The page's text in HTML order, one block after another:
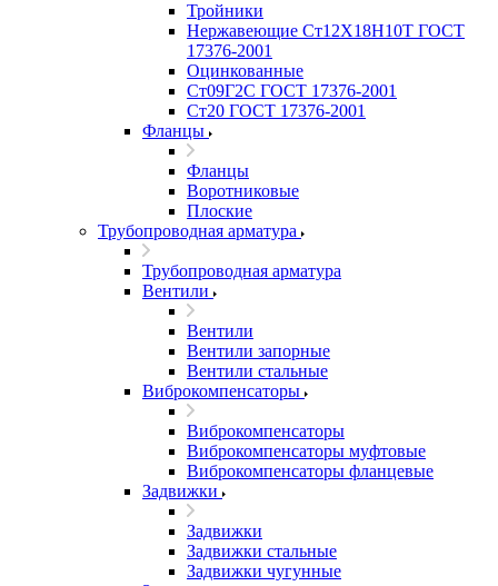
Тройники
Нержавеющие Ст12Х18Н10Т ГОСТ
17376-2001
Оцинкованные
Ст09Г2С ГОСТ 17376-2001
Ст20 ГОСТ 17376-2001
Фланцы
Фланцы
Воротниковые
Плоские
Трубопроводная арматура
Трубопроводная арматура
Вентили
Вентили
Вентили запорные
Вентили стальные
Виброкомпенсаторы
Виброкомпенсаторы
Виброкомпенсаторы муфтовые
Виброкомпенсаторы фланцевые
Задвижки
Задвижки
Задвижки стальные
Задвижки чугунные